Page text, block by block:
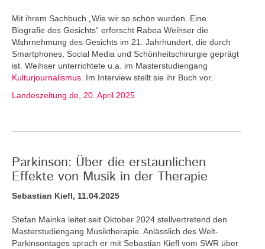
Mit ihrem Sachbuch „Wie wir so schön wurden. Eine
Biografie des Gesichts“ erforscht Rabea Weihser die
Wahrnehmung des Gesichts im 21. Jahrhundert, die durch
Smartphones, Social Media und Schönheitschirurgie geprägt
ist. Weihser unterrichtete u.a. im Masterstudiengang
Kulturjournalismus . Im Interview stellt sie ihr Buch vor.
Landeszeitung.de, 20. April 2025
Parkinson: Über die erstaunlichen
Effekte von Musik in der Therapie
Sebastian Kiefl, 11.04.2025
Stefan Mainka leitet seit Oktober 2024 stellvertretend den
Masterstudiengang Musiktherapie. Anlässlich des Welt-
Parkinsontages sprach er mit Sebastian Kiefl vom SWR über